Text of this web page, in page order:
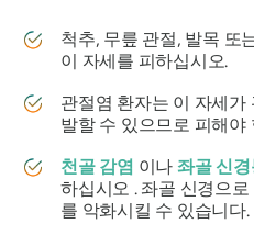
척추, 무릎 관절, 발목 또
이 자세를 피하십시오.
관절염 환자는 이 자세
발할 수 있으므로 피해야
천골 감염 이나 좌골 신경
하십시오 . 좌골 신경으
를 악화시킬 수 있습니다.